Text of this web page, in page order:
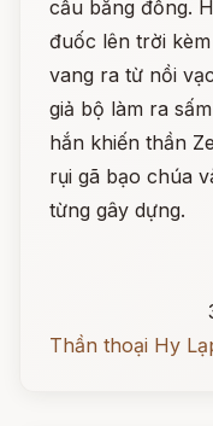
cầu bằng đồng.
đuốc lên trời
vang ra từ nồi
giả bộ làm ra
hắn khiến thần
rụi gã bạo chúa
từng gây dựng.
Thần thoại Hy